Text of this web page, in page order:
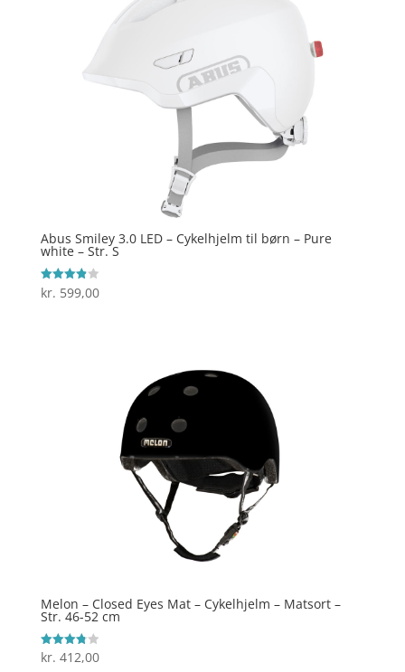
Abus Smiley 3.0 LED – Cykelhjelm til børn – Pure
white – Str. S
Vurderet
3.9
kr. 599,00
Melon – Closed Eyes Mat – Cykelhjelm – Matsort –
Str. 46-52 cm
Vurderet
3.8
kr. 412,00